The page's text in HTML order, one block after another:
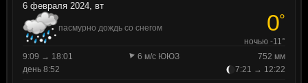
6 февраля 2024, вт
пасмурно дождь со снегом 0°
ночью -11°
9:09 → 18:01
6 м/с ЮЮЗ
752 мм
день 8:52
7:21 → 12:22